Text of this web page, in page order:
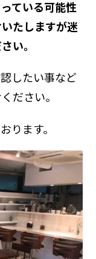
ている可能性
たしますが迷
い。
したい事など
ださい。
ります。